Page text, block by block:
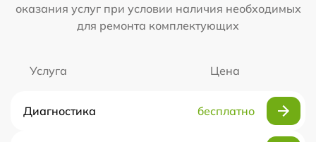
оказания услуг при условии наличия необходимых
для ремонта комплектующих
Услуга Цена
Диагностика бесплатно